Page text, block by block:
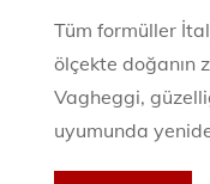
Tüm formüller
ölçekte doğanın
Vagheggi,
uyumunda